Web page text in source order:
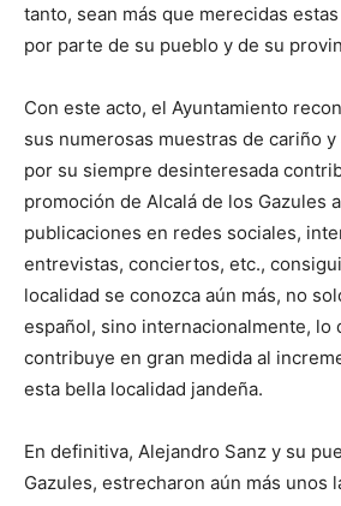
tanto, sean más que merecidas
por parte de su pueblo y de su
Con este acto, el Ayuntamiento
sus numerosas muestras de cariño y
por su siempre desinteresada
promoción de Alcalá de los Gazules
publicaciones en redes sociales,
entrevistas, conciertos, etc.,
localidad se conozca aún más, no
español, sino internacionalmente, lo
contribuye en gran medida al
esta bella localidad jandeña.
En definitiva, Alejandro Sanz y su
Gazules, estrecharon aún más unos